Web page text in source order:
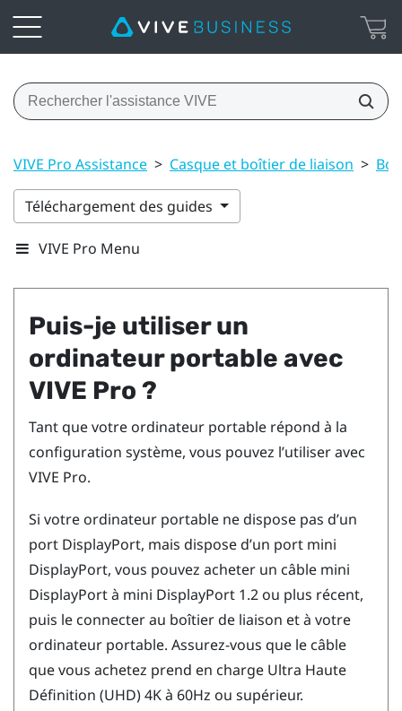
VIVE Pro Assistance > Casque et boîtier de liaison >
Téléchargement des guides
VIVE Pro Menu
Puis-je utiliser un
ordinateur portable avec
VIVE Pro ?
Tant que votre ordinateur portable répond à la
configuration système, vous pouvez l’utiliser avec
VIVE Pro.
Si votre ordinateur portable ne dispose pas d’un
port DisplayPort, mais dispose d’un port mini
DisplayPort, vous pouvez acheter un câble mini
DisplayPortà mini DisplayPort 1.2 ou plus récent,
puis le connecter au boîtier de liaison et à votre
ordinateur portable. Assurez-vous que le câble
que vous achetez prend en charge Ultra Haute
Définition (UHD) 4K à 60Hz ou supérieur.